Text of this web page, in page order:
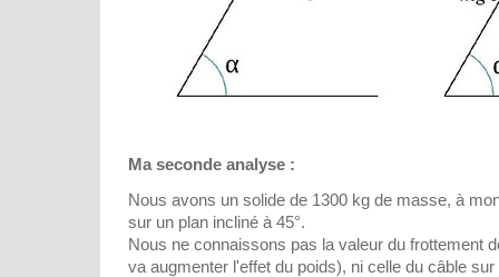
Ma seconde analyse :
Nous avons un solide de 1300 kg de masse, à
sur un plan incliné à 45°.
Nous ne connaissons pas la valeur du frottement
va augmenter l'effet du poids), ni celle du câble